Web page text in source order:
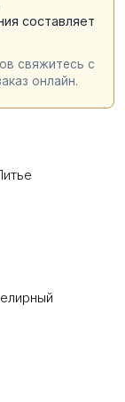
составляет
свяжитесь с
онлайн.